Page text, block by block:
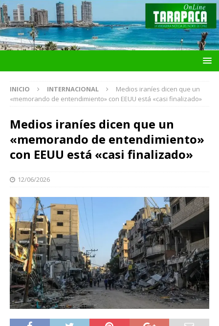
INICIO INTERNACIONAL
Medios iraníes dicen que un
«memorando de entendimiento» con EEUU está «casi finalizado»
Medios iraníes dicen que un
«memorando de entendimiento»
con EEUU está «casi finalizado»
12/06/2026